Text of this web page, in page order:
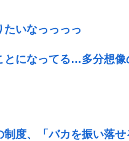
いなっっっっ
とになってる…多分想
度、「バカを振い落せ